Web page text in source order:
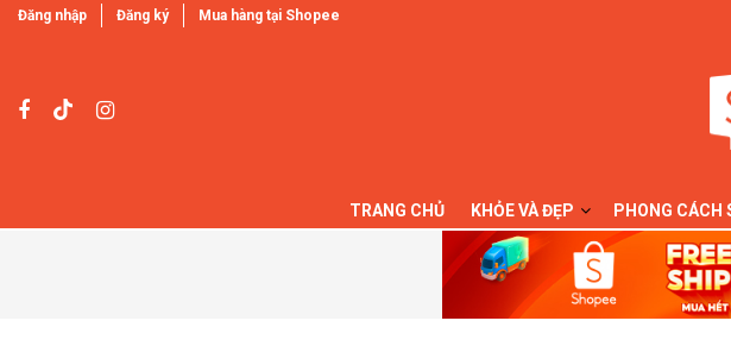
Đăng nhập Đăng ký Mua hàng tại Shopee
TRANG CHỦ KHỎE VÀ ĐẸP PHONG CÁCH